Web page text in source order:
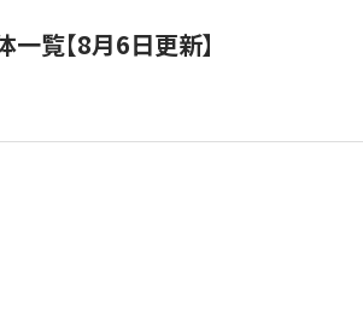
覧【8月6日更新】